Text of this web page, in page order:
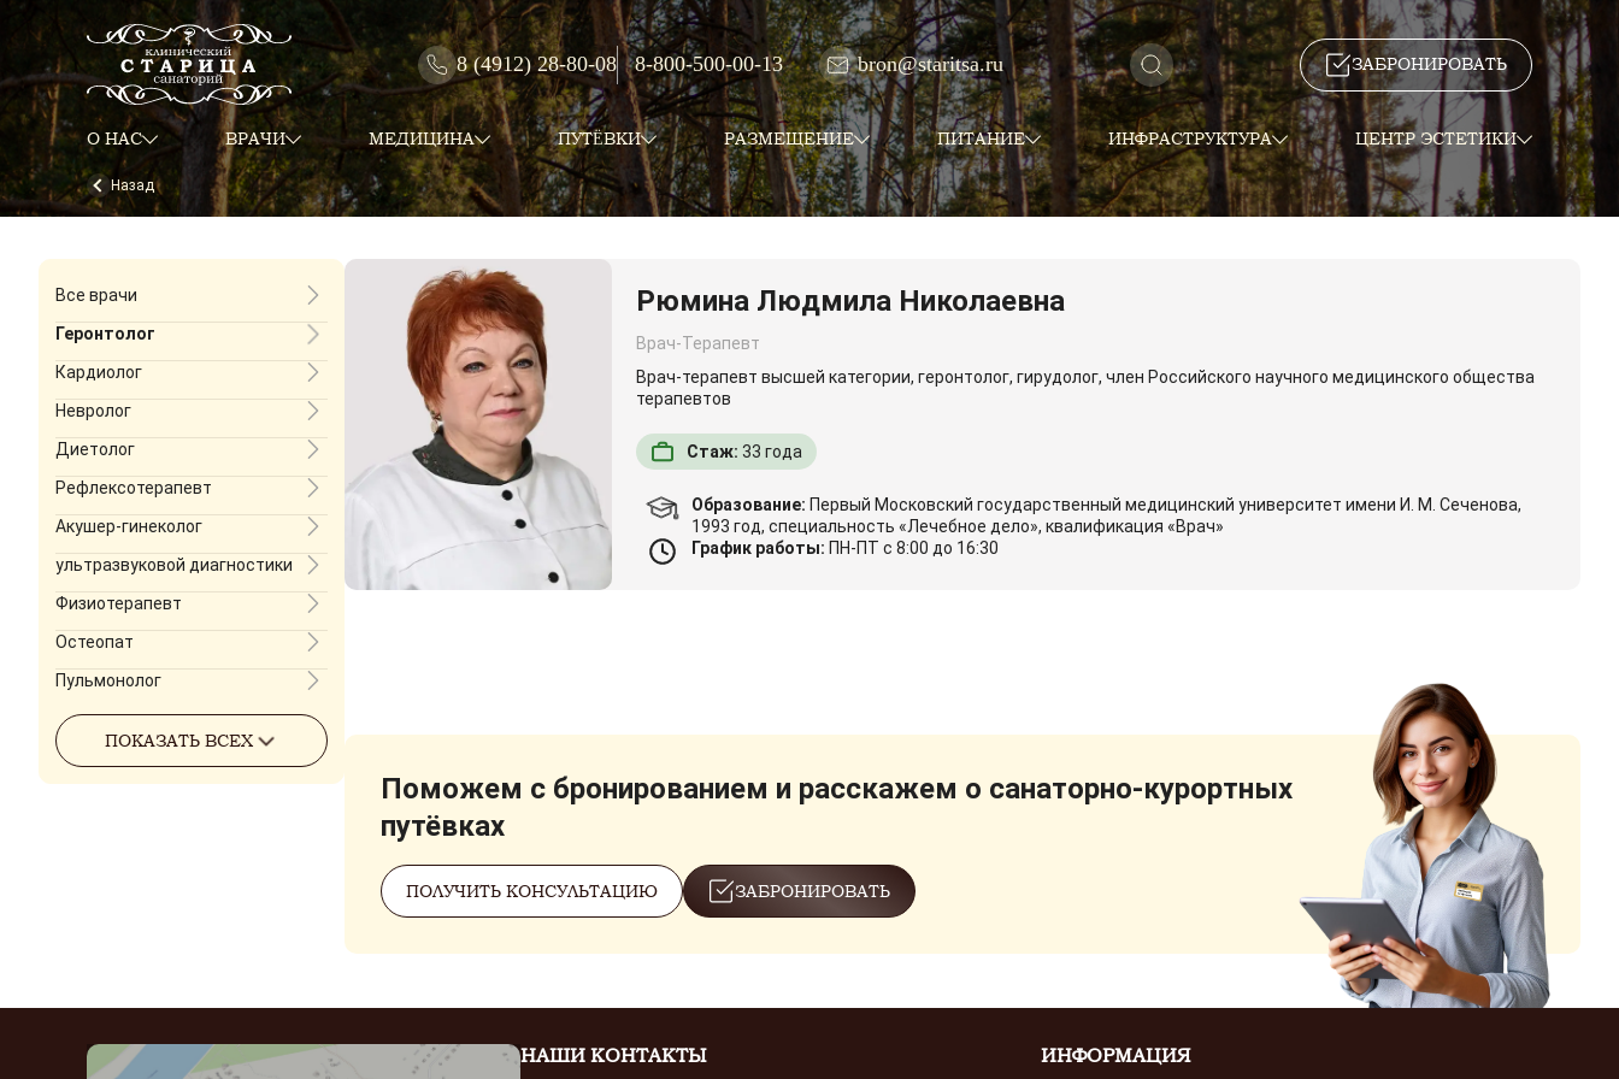
8 (4912) 28-80-08 8-800-500-00-13 bron@staritsa.ru ЗАБРОНИРОВАТЬ
О НАС ВРАЧИ МЕДИЦИНА ПУТЁВКИ РАЗМЕЩЕНИЕ ПИТАНИЕ ИНФРАСТРУКТУРА ЦЕНТР ЭСТЕТИКИ
Назад
Все врачи
Геронтолог
Кардиолог
Невролог
Диетолог
Рефлексотерапевт
Акушер-гинеколог
ультразвуковой диагностики
Физиотерапевт
Остеопат
Пульмонолог
ПОКАЗАТЬ ВСЕХ
Рюмина Людмила Николаевна
Врач-Терапевт
Врач-терапевт высшей категории, геронтолог, гирудолог, член Российского научного медицинского общества
терапевтов
Стаж: 33 года
Образование: Первый Московский государственный медицинский университет имени И. М. Сеченова,
1993 год, специальность «Лечебное дело», квалификация «Врач»
График работы: ПН-ПТ с 8:00 до 16:30
Поможем с бронированием и расскажем о санаторно-курортных
путёвках
ПОЛУЧИТЬ КОНСУЛЬТАЦИЮ ЗАБРОНИРОВАТЬ
НАШИ КОНТАКТЫ ИНФОРМАЦИЯ